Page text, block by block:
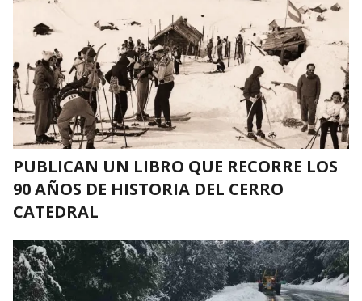
PUBLICAN UN LIBRO QUE RECORRE LOS
90 AÑOS DE HISTORIA DEL CERRO
CATEDRAL